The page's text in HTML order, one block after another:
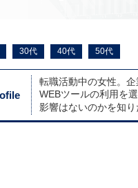
30代 40代 50代
転職活動中の女性。
WEBツールの利用を
影響はないのかを知り